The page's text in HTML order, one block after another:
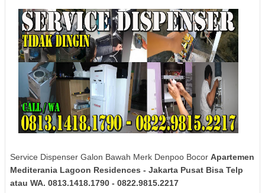
Service Dispenser Galon Bawah Merk Denpoo Bocor Apartemen
Mediterania Lagoon Residences - Jakarta Pusat Bisa Telp
atau WA. 0813.1418.1790 - 0822.9815.2217